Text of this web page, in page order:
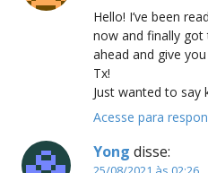
Hello! I’ve been
now and finally
ahead and give
Tx!
Just wanted to say
Acesse para
Yong disse: